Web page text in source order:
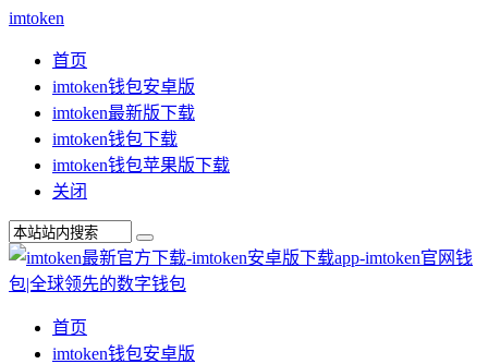
imtoken
首页
imtoken钱包安卓版
imtoken最新版下载
imtoken钱包下载
imtoken钱包苹果版下载
关闭
首页
imtoken钱包安卓版